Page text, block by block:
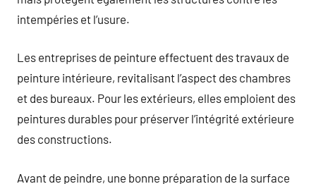
intempéries et l’usure.
Les entreprises de peinture effectuent des travaux de
peinture intérieure, revitalisant l’aspect des chambres
et des bureaux. Pour les extérieurs, elles emploient des
peintures durables pour préserver l’intégrité extérieure
des constructions.
Avant de peindre, une bonne préparation de la surface